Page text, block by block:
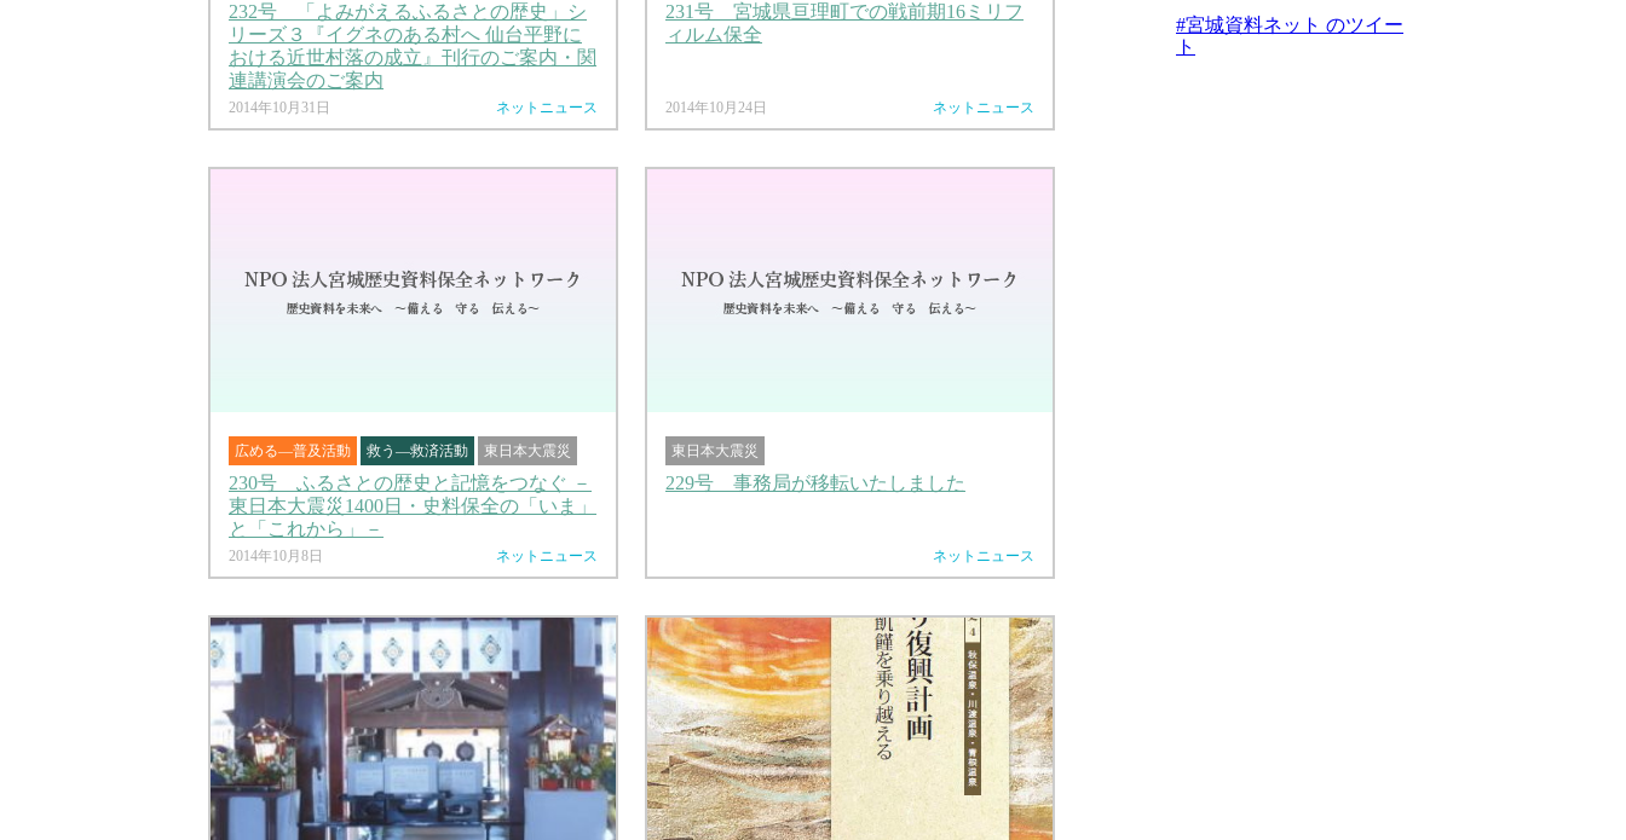
232号 「よみがえるふるさとの歴史」シ
リーズ３『イグネのある村へ 仙台平野に
おける近世村落の成立』刊行のご案内・関
連講演会のご案内
2014年10月31日 ネットニュース
231号 宮城県亘理町での戦前期16ミリフ
ィルム保全
2014年10月24日 ネットニュース
広める―普及活動 救う―救済活動 東日本大震災
230号 ふるさとの歴史と記憶をつなぐ －
東日本大震災1400日・史料保全の「いま」
と「これから」－
2014年10月8日 ネットニュース
東日本大震災
229号 事務局が移転いたしました
ネットニュース
#宮城資料ネット のツイー
ト